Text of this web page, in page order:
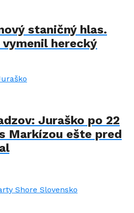
staničný hlas.
vymenil herecký
Juraško po 22
Markízou ešte pred